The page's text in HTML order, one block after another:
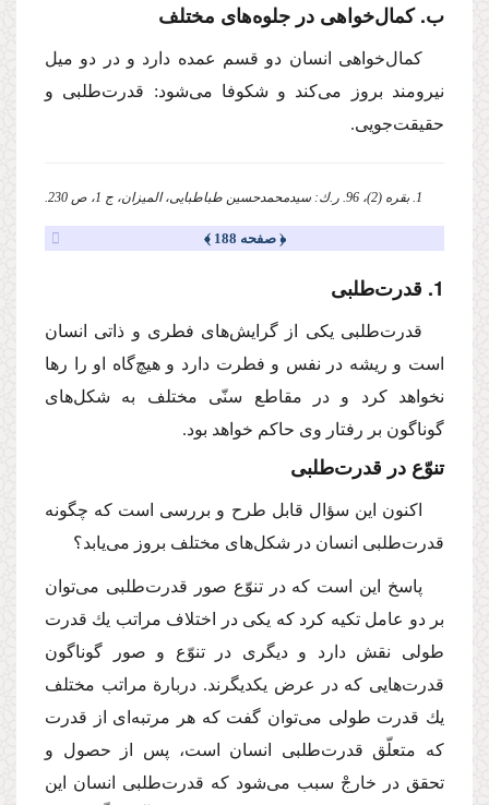
ب. كمال‌خواهی در جلوه‌های مختلف
كمال‌خواهی انسان دو قسم عمده دارد و در دو میل
نیرومند بروز می‌كند و شكوفا می‌شود: قدرت‌طلبی و
حقیقت‌جویی.
1. بقره (2)، 96. ر.ك: سیدمحمدحسین طباطبایی، المیزان، ج 1، ص 230.
﴿ صفحه 188 ﴾
1. قدرت‌طلبی
قدرت‌طلبی یكی از گرایش‌های فطری و ذاتی انسان
است و ریشه در نفس و فطرت دارد و هیچ‌گاه او را رها
نخواهد كرد و در مقاطع سنّی مختلف به شكل‌های
گوناگون بر رفتار وی حاكم خواهد بود.
تنوّع در قدرت‌طلبی
اكنون این سؤال قابل طرح و بررسی است كه چگونه
قدرت‌طلبی انسان در شكل‌های مختلف بروز می‌یابد؟
پاسخ این است كه در تنوّع صور قدرت‌طلبی می‌توان
بر دو عامل تكیه كرد كه یكی در اختلاف مراتب یك قدرت
طولی نقش دارد و دیگری در تنوّع و صور گوناگون
قدرت‌هایی كه در عرض یكدیگرند. دربارة مراتب مختلف
یك قدرت طولی می‌توان گفت كه هر مرتبه‌ای از قدرت
كه متعلّق قدرت‌طلبی انسان است، پس از حصول و
تحقق در خارجْ سبب می‌شود كه قدرت‌طلبی انسان این